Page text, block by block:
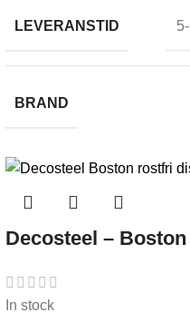
LEVERANSTID
BRAND
Decosteel – Boston
In stock